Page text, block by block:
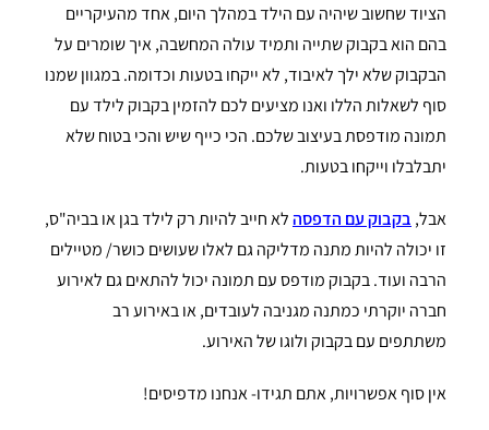
הציוד שחשוב שיהיה עם הילד במהלך היום, אחד מהעיקריים
בהם הוא בקבוק שתייה ותמיד עולה המחשבה, איך שומרים על
הבקבוק שלא ילך לאיבוד, לא ייקחו בטעות וכדומה. במגוון שמנו
סוף לשאלות הללו ואנו מציעים לכם להזמין בקבוק לילד עם
תמונה מודפסת בעיצוב שלכם. הכי כייף שיש והכי בטוח שלא
יתבלבלו וייקחו בטעות.
אבל, בקבוק עם הדפסהלא חייב להיות רק לילד בגן או בביה"ס,
זו יכולה להיות מתנה מדליקה גם לאלו שעושים כושר/ מטיילים
הרבה ועוד. בקבוק מודפס עם תמונה יכול להתאים גם לאירוע
חברה יוקרתי כמתנה מגניבה לעובדים, או באירוע רב
משתתפים עם בקבוק ולוגו של האירוע.
אין סוף אפשרויות, אתם תגידו- אנחנו מדפיסים!